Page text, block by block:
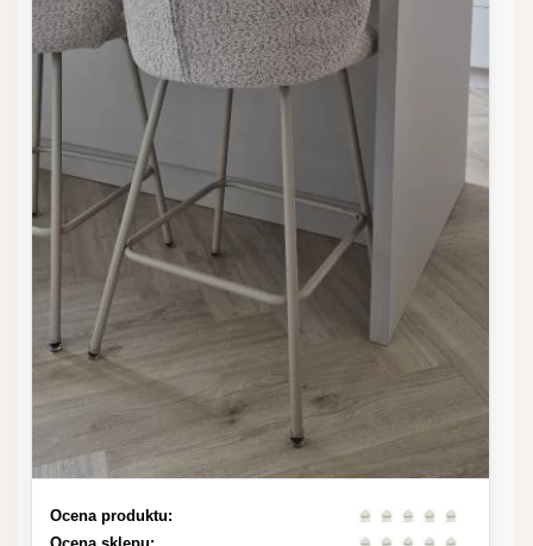
Ocena produktu: